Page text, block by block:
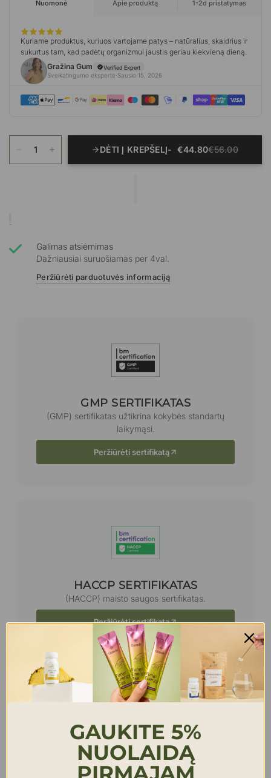
DĖTI Į KREPŠELĮ €44.80€56.00
Galimas atsiėmimas
Dažniausiai suruošiamas per 4val.
Peržiūrėti parduotuvės informaciją
GMP SERTIFIKATAS
(GMP) sertifikatas užtikrina kokybės standartų
laikymąsi.
Peržiūrėti sertifikatą
HACCP SERTIFIKATAS
(HACCP) maisto saugos sertifikatas.
Peržiūrėti sertifikatą
Turite klausimų?
Jei turite klausimų apie produktą skambinkite
GAUKITE 5%
NUOLAIDĄ
PIRMĄJAM